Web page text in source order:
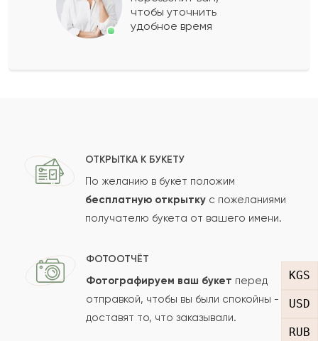
KGS
USD
RUB
Ваш e-mail
Отзыв
чтобы уточнить
удобное время
ОТКРЫТКА К БУКЕТУ
По желанию в букет положим
бесплатную открытку с пожеланиями
получателю букета от вашего имени.
ФОТООТЧЁТ
Фотографируем ваш букет перед
отправкой, чтобы вы были спокойны -
доставят то, что заказывали.